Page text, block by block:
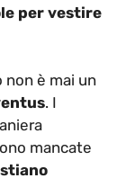
per vestire
non è mai un
. I
mancate